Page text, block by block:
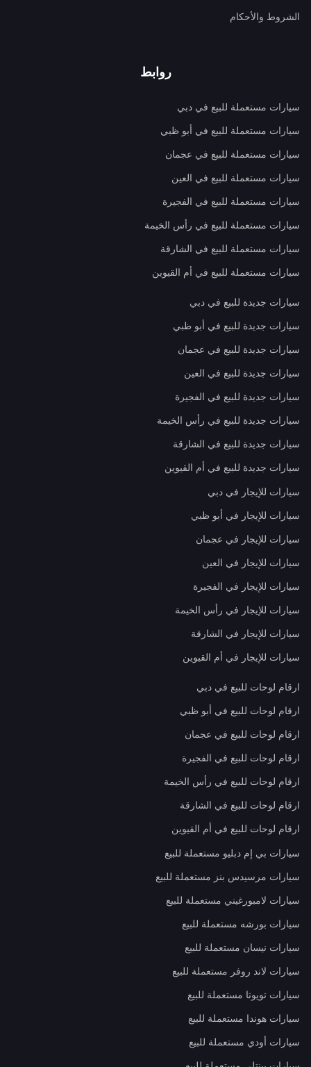
الشروط والأحكام
روابط
سيارات مستعملة للبيع في دبي
سيارات مستعملة للبيع في أبو ظبي
سيارات مستعملة للبيع في عجمان
سيارات مستعملة للبيع في العين
سيارات مستعملة للبيع في الفجيرة
سيارات مستعملة للبيع في رأس الخيمة
سيارات مستعملة للبيع في الشارقة
سيارات مستعملة للبيع في أم القيوين
سيارات جديدة للبيع في دبي
سيارات جديدة للبيع في أبو ظبي
سيارات جديدة للبيع في عجمان
سيارات جديدة للبيع في العين
سيارات جديدة للبيع في الفجيرة
سيارات جديدة للبيع في رأس الخيمة
سيارات جديدة للبيع في الشارقة
سيارات جديدة للبيع في أم القيوين
سيارات للإيجار في دبي
سيارات للإيجار في أبو ظبي
سيارات للإيجار في عجمان
سيارات للإيجار في العين
سيارات للإيجار في الفجيرة
سيارات للإيجار في رأس الخيمة
سيارات للإيجار في الشارقة
سيارات للإيجار في أم القيوين
ارقام لوحات للبيع في دبي
ارقام لوحات للبيع في أبو ظبي
ارقام لوحات للبيع في عجمان
ارقام لوحات للبيع في الفجيرة
ارقام لوحات للبيع في رأس الخيمة
ارقام لوحات للبيع في الشارقة
ارقام لوحات للبيع في أم القيوين
سيارات بي إم دبليو مستعملة للبيع
سيارات مرسيدس بنز مستعملة للبيع
سيارات لامبورغيني مستعملة للبيع
سيارات بورشه مستعملة للبيع
سيارات نيسان مستعملة للبيع
سيارات لاند روفر مستعملة للبيع
سيارات تويوتا مستعملة للبيع
سيارات هوندا مستعملة للبيع
سيارات أودي مستعملة للبيع